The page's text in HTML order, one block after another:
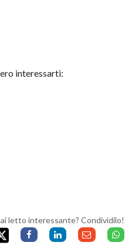
interessarti:
letto interessante? Condividilo!